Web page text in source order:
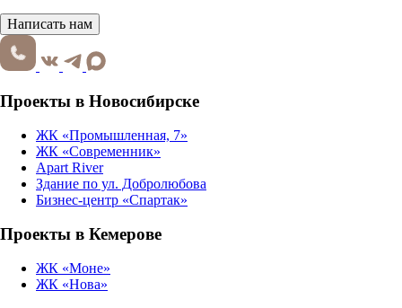
Написать нам
Проекты в Новосибирске
ЖК «Промышленная, 7»
ЖК «Современник»
Apart River
Здание по ул. Добролюбова
Бизнес-центр «Спартак»
Проекты в Кемерове
ЖК «Моне»
ЖК «Нова»